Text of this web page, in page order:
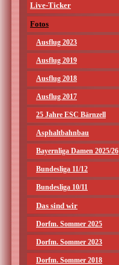
Live-Ticker
Fotos
Ausflug 2023
Ausflug 2019
Ausflug 2018
Ausflug 2017
25 Jahre ESC Bärnzell
Asphaltbahnbau
Bayernliga Damen 2025/26
Bundesliga 11/12
Bundesliga 10/11
Das sind wir
Dorfm. Sommer 2025
Dorfm. Sommer 2023
Dorfm. Sommer 2018